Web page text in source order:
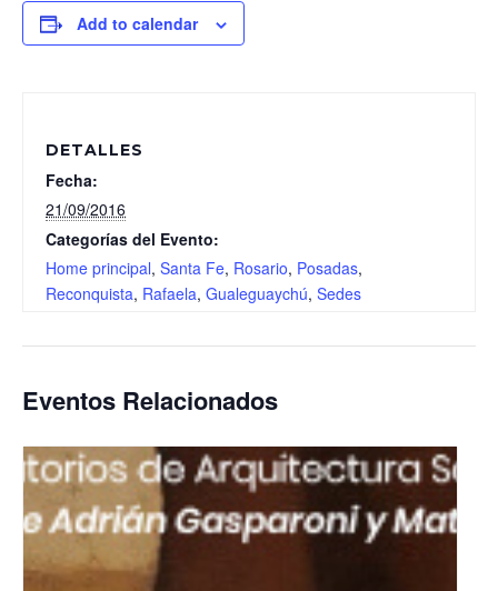
Add to calendar
DETALLES
Fecha:
21/09/2016
Categorías del Evento:
Home principal, Santa Fe, Rosario, Posadas,
Reconquista, Rafaela, Gualeguaychú, Sedes
Eventos Relacionados